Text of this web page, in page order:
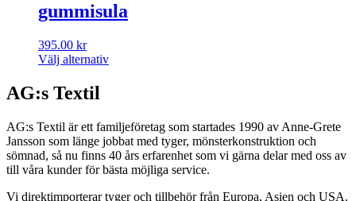
gummisula
395.00 kr
Välj alternativ
AG:s Textil
AG:s Textil är ett familjeföretag som startades 1990 av Anne-Grete
Jansson som länge jobbat med tyger, mönsterkonstruktion och
sömnad, så nu finns 40 års erfarenhet som vi gärna delar med oss av
till våra kunder för bästa möjliga service.
Vi direktimporterar tyger och tillbehör från Europa, Asien och USA.